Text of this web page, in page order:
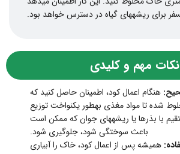
برای ریشههای گیاه در دسترس خواهد بود.
نکات مهم و کلیدی
هنگام اعمال کود، اطمینان حاصل کنید که
شده تا مواد مغذی بهطور یکنواخت توزیع
با بذرها یا ریشههای جوان که ممکن است
باعث سوختگی شود، جلوگیری شود.
همیشه پس از اعمال کود، خاک را آبیاری